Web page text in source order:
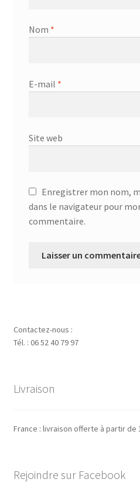
Nom *
E-mail *
Site web
Enregistrer mon nom,
dans le navigateur pour
commentaire.
Contactez-nous :
Tél. : 06 52 40 79 97
Livraison
France : livraison offerte à partir de
Rejoindre sur Facebook